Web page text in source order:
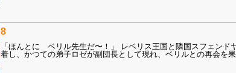
8
「ほんとに ベリル先生だ〜！」 レベリス王国と隣国スフェンド
着し、かつての弟子ロゼが副団長として現れ、ベリルとの再会を